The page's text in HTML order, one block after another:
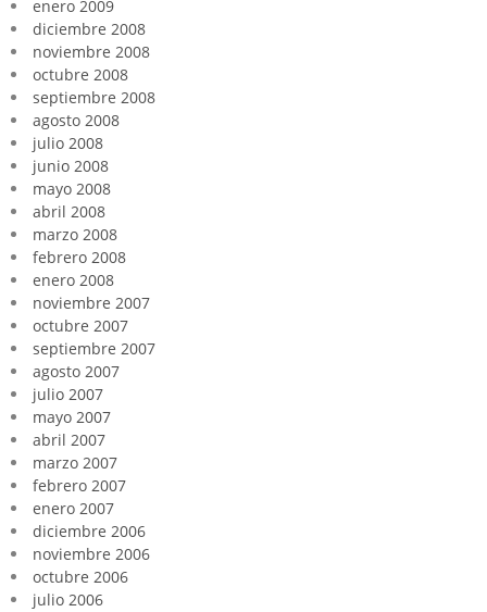
enero 2009
diciembre 2008
noviembre 2008
octubre 2008
septiembre 2008
agosto 2008
julio 2008
junio 2008
mayo 2008
abril 2008
marzo 2008
febrero 2008
enero 2008
noviembre 2007
octubre 2007
septiembre 2007
agosto 2007
julio 2007
mayo 2007
abril 2007
marzo 2007
febrero 2007
enero 2007
diciembre 2006
noviembre 2006
octubre 2006
julio 2006